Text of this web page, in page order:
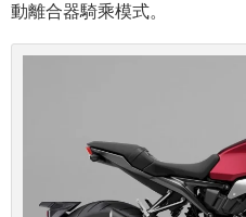
動離合器騎乘模式。